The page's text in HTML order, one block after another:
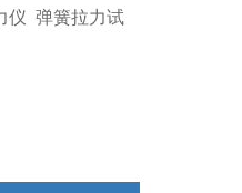
仪 弹簧拉力试